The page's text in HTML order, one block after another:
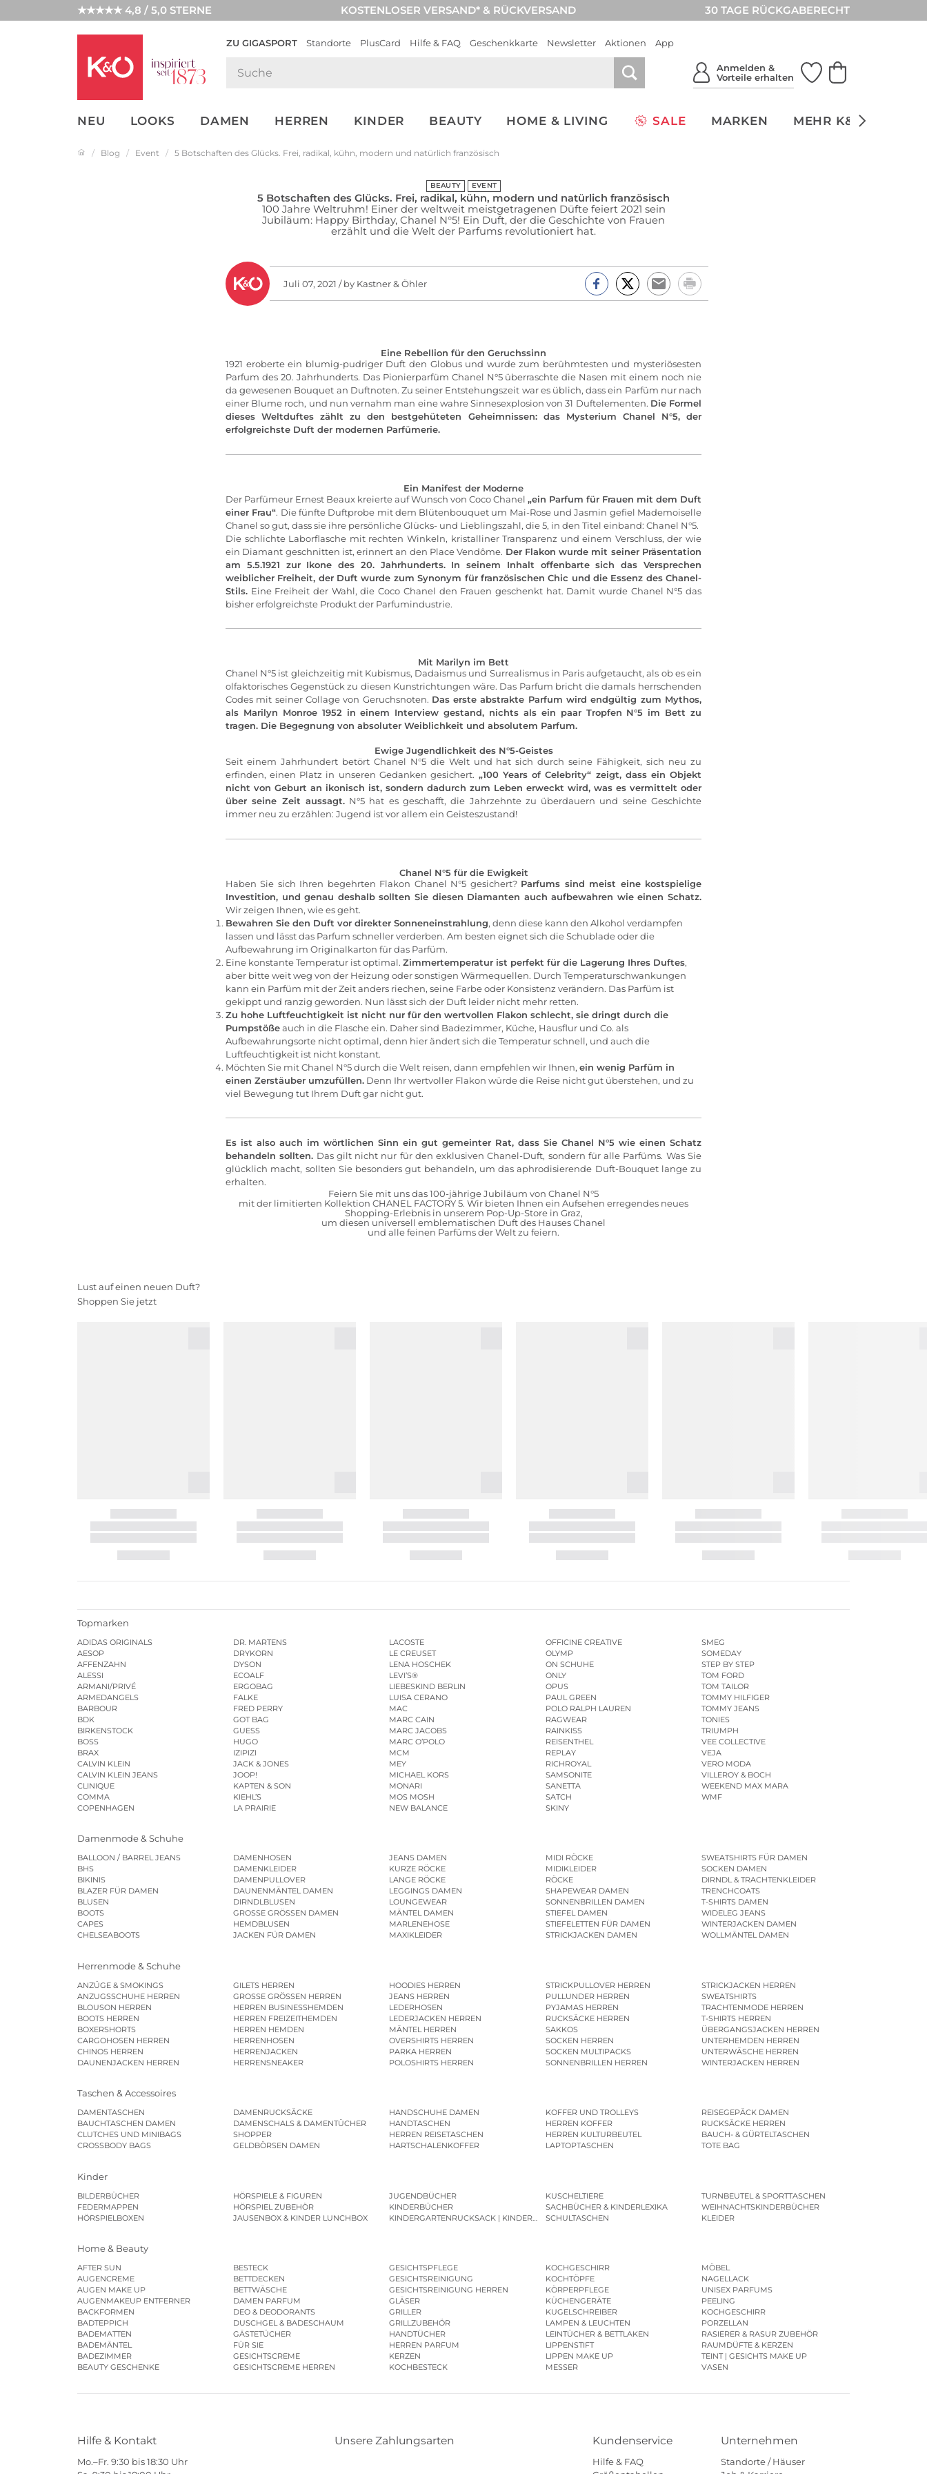
★★★★★ 4,8 / 5,0 STERNE KOSTENLOSER VERSAND* & RÜCKVERSAND 30 TAGE RÜCKGABERECHT
ZU GIGASPORT Standorte PlusCard Hilfe & FAQ Geschenkkarte Newsletter Aktionen App
Anmelden &
Vorteile erhalten
NEU LOOKS DAMEN HERREN KINDER BEAUTY HOME & LIVING SALE MARKEN MEHR K&Ö
UNSERE APP
CLICK &
Blog Event 5 Botschaften des Glücks. Frei, radikal, kühn, modern und natürlich französisch
BEAUTY EVENT
5 Botschaften des Glücks. Frei, radikal, kühn, modern und natürlich französisch
100 Jahre Weltruhm! Einer der weltweit meistgetragenen Düfte feiert 2021 sein
Jubiläum: Happy Birthday, Chanel N°5! Ein Duft, der die Geschichte von Frauen
erzählt und die Welt der Parfums revolutioniert hat.
Juli 07, 2021 / by Kastner & Öhler
Eine Rebellion für den Geruchssinn
1921 eroberte ein blumig-pudriger Duft den Globus und wurde zum berühmtesten und mysteriösesten
Parfum des 20. Jahrhunderts. Das Pionierparfüm Chanel N°5 überraschte die Nasen mit einem noch nie
da gewesenen Bouquet an Duftnoten. Zu seiner Entstehungszeit war es üblich, dass ein Parfüm nur nach
einer Blume roch, und nun vernahm man eine wahre Sinnesexplosion von 31 Duftelementen. Die Formel
dieses Weltduftes zählt zu den bestgehüteten Geheimnissen: das Mysterium Chanel N°5, der
erfolgreichste Duft der modernen Parfümerie.
Ein Manifest der Moderne
Der Parfümeur Ernest Beaux kreierte auf Wunsch von Coco Chanel „ein Parfum für Frauen mit dem Duft
einer Frau“. Die fünfte Duftprobe mit dem Blütenbouquet um Mai-Rose und Jasmin gefiel Mademoiselle
Chanel so gut, dass sie ihre persönliche Glücks- und Lieblingszahl, die 5, in den Titel einband: Chanel N°5.
Die schlichte Laborflasche mit rechten Winkeln, kristalliner Transparenz und einem Verschluss, der wie
ein Diamant geschnitten ist, erinnert an den Place Vendôme. Der Flakon wurde mit seiner Präsentation
am 5.5.1921 zur Ikone des 20. Jahrhunderts. In seinem Inhalt offenbarte sich das Versprechen
weiblicher Freiheit, der Duft wurde zum Synonym für französischen Chic und die Essenz des Chanel-
Stils. Eine Freiheit der Wahl, die Coco Chanel den Frauen geschenkt hat. Damit wurde Chanel N°5 das
bisher erfolgreichste Produkt der Parfumindustrie.
Mit Marilyn im Bett
Chanel N°5 ist gleichzeitig mit Kubismus, Dadaismus und Surrealismus in Paris aufgetaucht, als ob es ein
olfaktorisches Gegenstück zu diesen Kunstrichtungen wäre. Das Parfum bricht die damals herrschenden
Codes mit seiner Collage von Geruchsnoten. Das erste abstrakte Parfum wird endgültig zum Mythos,
als Marilyn Monroe 1952 in einem Interview gestand, nichts als ein paar Tropfen N°5 im Bett zu
tragen. Die Begegnung von absoluter Weiblichkeit und absolutem Parfum.
Ewige Jugendlichkeit des N°5-Geistes
Seit einem Jahrhundert betört Chanel N°5 die Welt und hat sich durch seine Fähigkeit, sich neu zu
erfinden, einen Platz in unseren Gedanken gesichert. „100 Years of Celebrity“ zeigt, dass ein Objekt
nicht von Geburt an ikonisch ist, sondern dadurch zum Leben erweckt wird, was es vermittelt oder
über seine Zeit aussagt.N°5 hat es geschafft, die Jahrzehnte zu überdauern und seine Geschichte
immer neu zu erzählen: Jugend ist vor allem ein Geisteszustand!
Chanel N°5 für die Ewigkeit
Haben Sie sich Ihren begehrten Flakon Chanel N°5 gesichert? Parfums sind meist eine kostspielige
Investition, und genau deshalb sollten Sie diesen Diamanten auch aufbewahren wie einen Schatz.
Wir zeigen Ihnen, wie es geht.
Bewahren Sie den Duft vor direkter Sonneneinstrahlung, denn diese kann den Alkohol verdampfen
lassen und lässt das Parfum schneller verderben. Am besten eignet sich die Schublade oder die
Aufbewahrung im Originalkarton für das Parfüm.
Eine konstante Temperatur ist optimal. Zimmertemperatur ist perfekt für die Lagerung Ihres Duftes,
aber bitte weit weg von der Heizung oder sonstigen Wärmequellen. Durch Temperaturschwankungen
kann ein Parfüm mit der Zeit anders riechen, seine Farbe oder Konsistenz verändern. Das Parfüm ist
gekippt und ranzig geworden. Nun lässt sich der Duft leider nicht mehr retten.
Zu hohe Luftfeuchtigkeit ist nicht nur für den wertvollen Flakon schlecht, sie dringt durch die
Pumpstößeauch in die Flasche ein. Daher sind Badezimmer, Küche, Hausflur und Co. als
Aufbewahrungsorte nicht optimal, denn hier ändert sich die Temperatur schnell, und auch die
Luftfeuchtigkeit ist nicht konstant.
Möchten Sie mit Chanel N°5 durch die Welt reisen, dann empfehlen wir Ihnen, ein wenig Parfüm in
einen Zerstäuber umzufüllen. Denn Ihr wertvoller Flakon würde die Reise nicht gut überstehen, und zu
viel Bewegung tut Ihrem Duft gar nicht gut.
Es ist also auch im wörtlichen Sinn ein gut gemeinter Rat, dass Sie Chanel N°5 wie einen Schatz
behandeln sollten. Das gilt nicht nur für den exklusiven Chanel-Duft, sondern für alle Parfüms. Was Sie
glücklich macht, sollten Sie besonders gut behandeln, um das aphrodisierende Duft-Bouquet lange zu
erhalten.
Feiern Sie mit uns das 100-jährige Jubiläum von Chanel N°5
mit der limitierten Kollektion CHANEL FACTORY 5. Wir bieten Ihnen ein Aufsehen erregendes neues
Shopping-Erlebnis in unserem Pop-Up-Store in Graz,
um diesen universell emblematischen Duft des Hauses Chanel
und alle feinen Parfüms der Welt zu feiern.
Lust auf einen neuen Duft?
Shoppen Sie jetzt
Topmarken
ADIDAS ORIGINALS
AESOP
AFFENZAHN
ALESSI
ARMANI/PRIVÉ
ARMEDANGELS
BARBOUR
BDK
BIRKENSTOCK
BOSS
BRAX
CALVIN KLEIN
CALVIN KLEIN JEANS
CLINIQUE
COMMA
COPENHAGEN
DR. MARTENS
DRYKORN
DYSON
ECOALF
ERGOBAG
FALKE
FRED PERRY
GOT BAG
GUESS
HUGO
IZIPIZI
JACK & JONES
JOOP!
KAPTEN & SON
KIEHL’S
LA PRAIRIE
LACOSTE
LE CREUSET
LENA HOSCHEK
LEVI’S®
LIEBESKIND BERLIN
LUISA CERANO
MAC
MARC CAIN
MARC JACOBS
MARC O’POLO
MCM
MEY
MICHAEL KORS
MONARI
MOS MOSH
NEW BALANCE
OFFICINE CREATIVE
OLYMP
ON SCHUHE
ONLY
OPUS
PAUL GREEN
POLO RALPH LAUREN
RAGWEAR
RAINKISS
REISENTHEL
REPLAY
RICHROYAL
SAMSONITE
SANETTA
SATCH
SKINY
SMEG
SOMEDAY
STEP BY STEP
TOM FORD
TOM TAILOR
TOMMY HILFIGER
TOMMY JEANS
TONIES
TRIUMPH
VEE COLLECTIVE
VEJA
VERO MODA
VILLEROY & BOCH
WEEKEND MAX MARA
WMF
Damenmode & Schuhe
BALLOON / BARREL JEANS
BHS
BIKINIS
BLAZER FÜR DAMEN
BLUSEN
BOOTS
CAPES
CHELSEABOOTS
DAMENHOSEN
DAMENKLEIDER
DAMENPULLOVER
DAUNENMÄNTEL DAMEN
DIRNDLBLUSEN
GROSSE GRÖSSEN DAMEN
HEMDBLUSEN
JACKEN FÜR DAMEN
JEANS DAMEN
KURZE RÖCKE
LANGE RÖCKE
LEGGINGS DAMEN
LOUNGEWEAR
MÄNTEL DAMEN
MARLENEHOSE
MAXIKLEIDER
MIDI RÖCKE
MIDIKLEIDER
RÖCKE
SHAPEWEAR DAMEN
SONNENBRILLEN DAMEN
STIEFEL DAMEN
STIEFELETTEN FÜR DAMEN
STRICKJACKEN DAMEN
SWEATSHIRTS FÜR DAMEN
SOCKEN DAMEN
DIRNDL & TRACHTENKLEIDER
TRENCHCOATS
T-SHIRTS DAMEN
WIDELEG JEANS
WINTERJACKEN DAMEN
WOLLMÄNTEL DAMEN
Herrenmode & Schuhe
ANZÜGE & SMOKINGS
ANZUGSSCHUHE HERREN
BLOUSON HERREN
BOOTS HERREN
BOXERSHORTS
CARGOHOSEN HERREN
CHINOS HERREN
DAUNENJACKEN HERREN
GILETS HERREN
GROSSE GRÖSSEN HERREN
HERREN BUSINESSHEMDEN
HERREN FREIZEITHEMDEN
HERREN HEMDEN
HERRENHOSEN
HERRENJACKEN
HERRENSNEAKER
HOODIES HERREN
JEANS HERREN
LEDERHOSEN
LEDERJACKEN HERREN
MÄNTEL HERREN
OVERSHIRTS HERREN
PARKA HERREN
POLOSHIRTS HERREN
STRICKPULLOVER HERREN
PULLUNDER HERREN
PYJAMAS HERREN
RUCKSÄCKE HERREN
SAKKOS
SOCKEN HERREN
SOCKEN MULTIPACKS
SONNENBRILLEN HERREN
STRICKJACKEN HERREN
SWEATSHIRTS
TRACHTENMODE HERREN
T-SHIRTS HERREN
ÜBERGANGSJACKEN HERREN
UNTERHEMDEN HERREN
UNTERWÄSCHE HERREN
WINTERJACKEN HERREN
Taschen & Accessoires
DAMENTASCHEN
BAUCHTASCHEN DAMEN
CLUTCHES UND MINIBAGS
CROSSBODY BAGS
DAMENRUCKSÄCKE
DAMENSCHALS & DAMENTÜCHER
SHOPPER
GELDBÖRSEN DAMEN
HANDSCHUHE DAMEN
HANDTASCHEN
HERREN REISETASCHEN
HARTSCHALENKOFFER
KOFFER UND TROLLEYS
HERREN KOFFER
HERREN KULTURBEUTEL
LAPTOPTASCHEN
REISEGEPÄCK DAMEN
RUCKSÄCKE HERREN
BAUCH- & GÜRTELTASCHEN
TOTE BAG
Kinder
BILDERBÜCHER
FEDERMAPPEN
HÖRSPIELBOXEN
HÖRSPIELE & FIGUREN
HÖRSPIEL ZUBEHÖR
JAUSENBOX & KINDER LUNCHBOX
JUGENDBÜCHER
KINDERBÜCHER
KINDERGARTENRUCKSACK | KINDERGARTENBEUTEL
KUSCHELTIERE
SACHBÜCHER & KINDERLEXIKA
SCHULTASCHEN
TURNBEUTEL & SPORTTASCHEN
WEIHNACHTSKINDERBÜCHER
KLEIDER
Home & Beauty
AFTER SUN
AUGENCREME
AUGEN MAKE UP
AUGENMAKEUP ENTFERNER
BACKFORMEN
BADTEPPICH
BADEMATTEN
BADEMÄNTEL
BADEZIMMER
BEAUTY GESCHENKE
BESTECK
BETTDECKEN
BETTWÄSCHE
DAMEN PARFUM
DEO & DEODORANTS
DUSCHGEL & BADESCHAUM
GÄSTETÜCHER
FÜR SIE
GESICHTSCREME
GESICHTSCREME HERREN
GESICHTSPFLEGE
GESICHTSREINIGUNG
GESICHTSREINIGUNG HERREN
GLÄSER
GRILLER
GRILLZUBEHÖR
HANDTÜCHER
HERREN PARFUM
KERZEN
KOCHBESTECK
KOCHGESCHIRR
KOCHTÖPFE
KÖRPERPFLEGE
KÜCHENGERÄTE
KUGELSCHREIBER
LAMPEN & LEUCHTEN
LEINTÜCHER & BETTLAKEN
LIPPENSTIFT
LIPPEN MAKE UP
MESSER
MÖBEL
NAGELLACK
UNISEX PARFUMS
PEELING
KOCHGESCHIRR
PORZELLAN
RASIERER & RASUR ZUBEHÖR
RAUMDÜFTE & KERZEN
TEINT | GESICHTS MAKE UP
VASEN
Hilfe & Kontakt
Mo.–Fr. 9:30 bis 18:30 Uhr
Kundenservice
Hilfe & FAQ
Unternehmen
Standorte / Häuser
Unsere Zahlungsarten